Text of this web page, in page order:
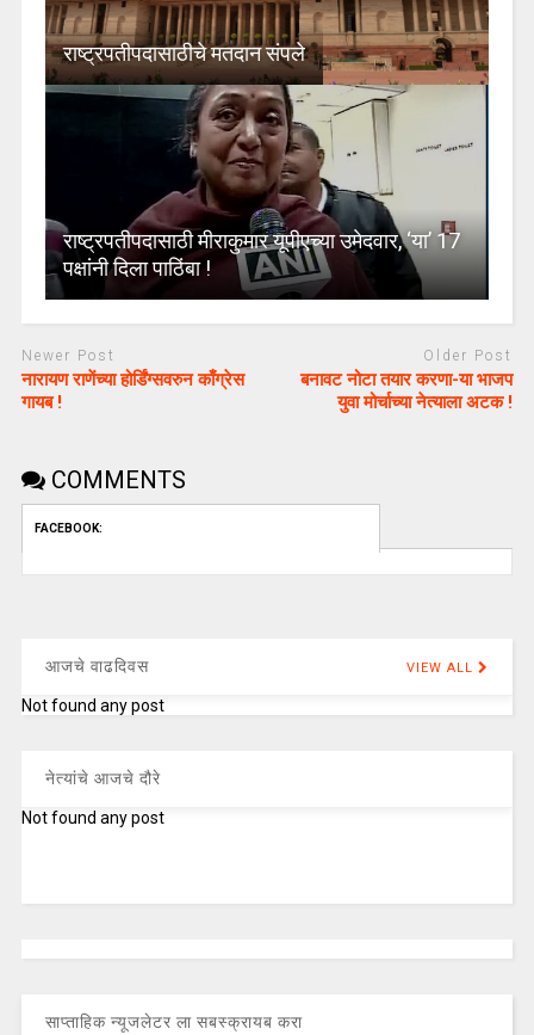
राष्ट्रपतीपदासाठीचे मतदान संपले
राष्ट्रपतीपदासाठी मीराकुमार यूपीएच्या उमेदवार, ‘या’ 17
पक्षांनी दिला पाठिंबा !
Newer Post
नारायण राणेंच्या होर्डिंग्सवरुन काँग्रेस
गायब !
Older Post
बनावट नोटा तयार करणा-या भाजप
युवा मोर्चाच्या नेत्याला अटक !
COMMENTS
FACEBOOK:
आजचे वाढदिवस VIEW ALL
Not found any post
नेत्यांचे आजचे दौरे
Not found any post
साप्ताहिक न्यूजलेटर ला सबस्क्रायब करा